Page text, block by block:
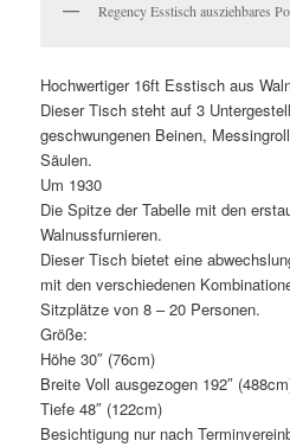
Regency Esstisch ausziehbares
Hochwertiger 16ft Esstisch aus
Dieser Tisch steht auf 3
geschwungenen Beinen,
Säulen.
Um 1930
Die Spitze der Tabelle mit den
Walnussfurnieren.
Dieser Tisch bietet eine
mit den verschiedenen
Sitzplätze von 8 – 20 Personen.
Größe:
Höhe 30″ (76cm)
Breite Voll ausgezogen 192″
Tiefe 48″ (122cm)
Besichtigung nur nach